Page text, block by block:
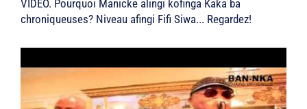
VIDEO. Pourquoi Manicke alingi kofinga Kaka ba
chroniqueuses? Niveau afingi Fifi Siwa... Regardez!